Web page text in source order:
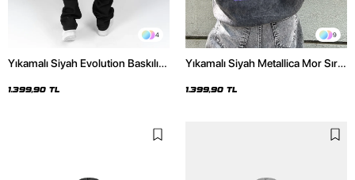
4
Yıkamalı Siyah Evolution Baskılı
Hoodie
1.399,90 TL
9
Yıkamalı Siyah Metallica Mor Sırt
Hoodie
1.399,90 TL